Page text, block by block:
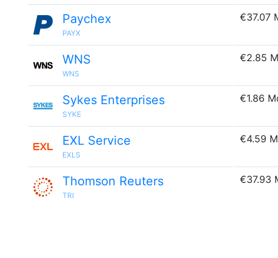
Paychex
PAYX
€37.07
WNS
WNS
€2.85
Sykes Enterprises
SYKE
€1.86
EXL Service
EXLS
€4.59
Thomson Reuters
TRI
€37.93